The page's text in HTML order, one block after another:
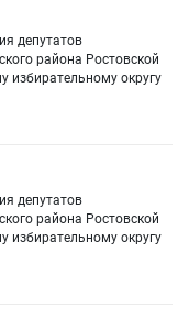
депутатов
района Ростовской
избирательному округу
депутатов
района Ростовской
избирательному округу